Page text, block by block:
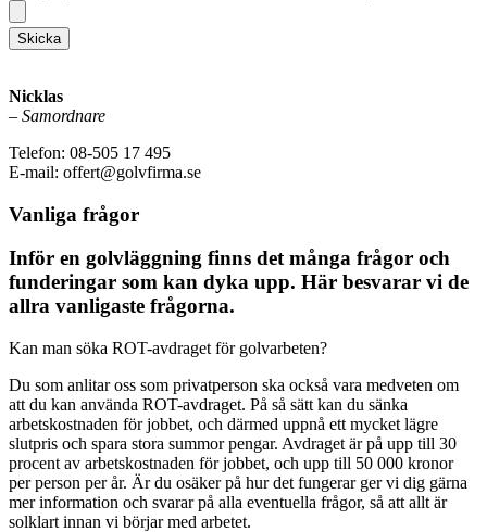
Skicka
Nicklas
– Samordnare
Telefon: 08-505 17 495
E-mail: offert@golvfirma.se
Vanliga frågor
Inför en golvläggning finns det många frågor och
funderingar som kan dyka upp. Här besvarar vi de
allra vanligaste frågorna.
Kan man söka ROT-avdraget för golvarbeten?
Du som anlitar oss som privatperson ska också vara medveten om
att du kan använda ROT-avdraget. På så sätt kan du sänka
arbetskostnaden för jobbet, och därmed uppnå ett mycket lägre
slutpris och spara stora summor pengar. Avdraget är på upp till 30
procent av arbetskostnaden för jobbet, och upp till 50 000 kronor
per person per år. Är du osäker på hur det fungerar ger vi dig gärna
mer information och svarar på alla eventuella frågor, så att allt är
solklart innan vi börjar med arbetet.